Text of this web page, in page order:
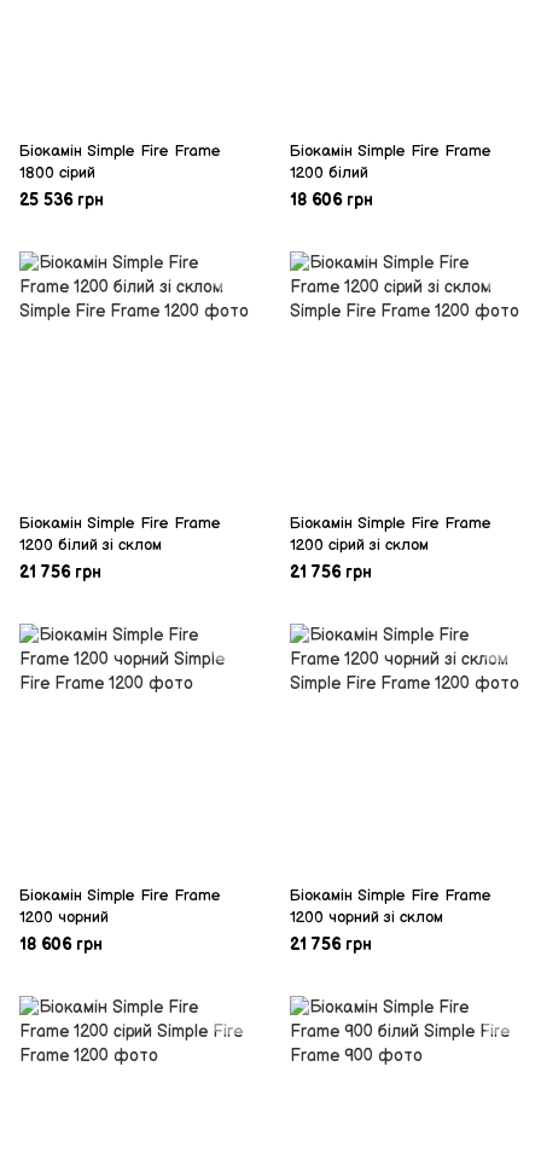
Біокамін Simple Fire Frame
1800 сірий
25 536 грн
Біокамін Simple Fire Frame
1200 білий
18 606 грн
Біокамін Simple Fire Frame
1200 білий зі склом
21 756 грн
Біокамін Simple Fire Frame
1200 сірий зі склом
21 756 грн
Біокамін Simple Fire Frame
1200 чорний
18 606 грн
Біокамін Simple Fire Frame
1200 чорний зі склом
21 756 грн